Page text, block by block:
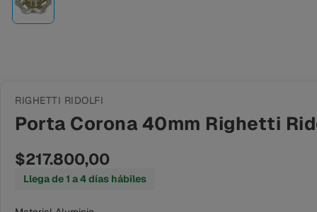
RIGHETTI RIDOLFI
Porta Corona 40mm Righetti
$217.800,00
Llega de 1 a 4 días hábiles